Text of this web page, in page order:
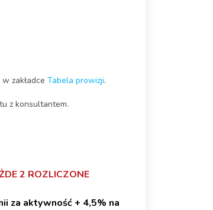
w zakładce Tabela prowizji.
z konsultantem.
2 ROZLICZONE
za aktywność + 4,5% na